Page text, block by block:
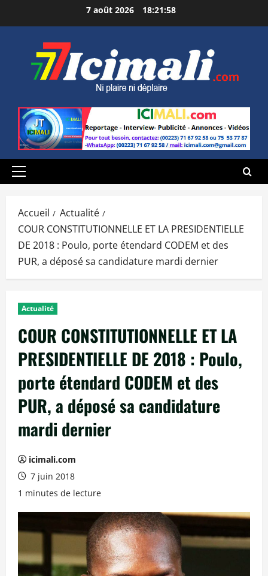
au
7 août 2026 18:21:59
Menu
Accueil
Actualité
COUR CONSTITUTIONNELLE ET LA PRESIDENTIELLE
DE 2018 : Poulo, porte étendard CODEM et des
PUR, a déposé sa candidature mardi dernier
Actualité
COUR CONSTITUTIONNELLE ET LA
PRESIDENTIELLE DE 2018 : Poulo,
porte étendard CODEM et des
PUR, a déposé sa candidature
mardi dernier
icimali.com
7 juin 2018
1 minutes de lecture